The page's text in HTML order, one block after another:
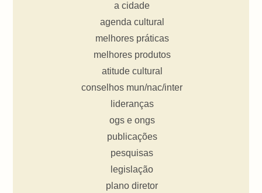
a cidade
agenda cultural
melhores práticas
melhores produtos
atitude cultural
conselhos mun/nac/inter
lideranças
ogs e ongs
publicações
pesquisas
legislação
plano diretor